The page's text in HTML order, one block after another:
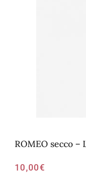
ROMEO secco –
10,00€